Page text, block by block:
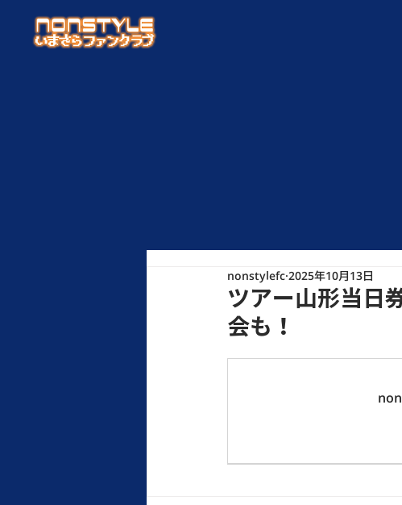
ツアー山形当日
会も！
nonstylefc 2025年10月13日